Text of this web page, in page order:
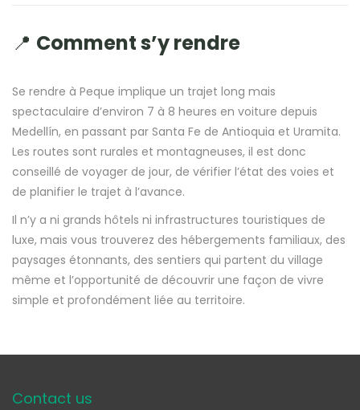
📍 Comment s’y rendre
Se rendre à Peque implique un trajet long mais
spectaculaire d’environ 7 à 8 heures en voiture depuis
Medellín, en passant par Santa Fe de Antioquia et Uramita.
Les routes sont rurales et montagneuses, il est donc
conseillé de voyager de jour, de vérifier l’état des voies et
de planifier le trajet à l’avance.
Il n’y a ni grands hôtels ni infrastructures touristiques de
luxe, mais vous trouverez des hébergements familiaux, des
paysages étonnants, des sentiers qui partent du village
même et l’opportunité de découvrir une façon de vivre
simple et profondément liée au territoire.
Contact us